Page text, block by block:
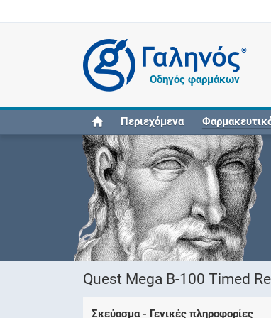
®
Οδηγός φαρμάκων
Περιεχόμενα
Quest Mega B-100 Timed
Σκεύασμα - Γενικές πληροφορίες